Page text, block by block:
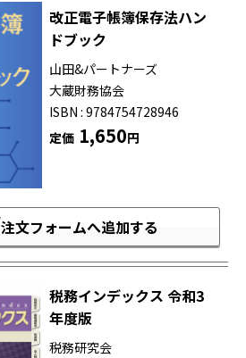
改正電子帳簿保存法ハン
ドブック
山田&パートナーズ
大蔵財務協会
ISBN : 9784754728946
定価1,650円
注文フォームへ追加する
税務インデックス 令和3
年度版
税務研究会